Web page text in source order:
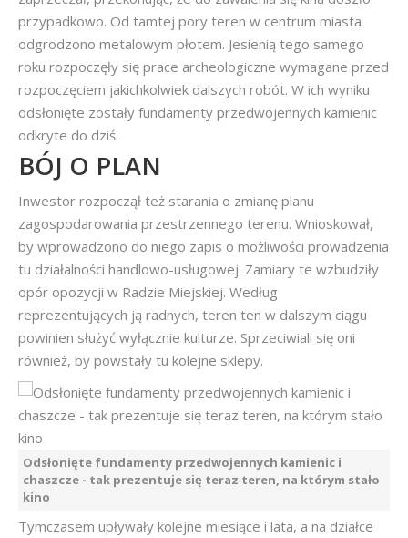
przypadkowo. Od tamtej pory teren w centrum miasta
odgrodzono metalowym płotem. Jesienią tego samego
roku rozpoczęły się prace archeologiczne wymagane przed
rozpoczęciem jakichkolwiek dalszych robót. W ich wyniku
odsłonięte zostały fundamenty przedwojennych kamienic
odkryte do dziś.
BÓJ O PLAN
Inwestor rozpoczął też starania o zmianę planu
zagospodarowania przestrzennego terenu. Wnioskował,
by wprowadzono do niego zapis o możliwości prowadzenia
tu działalności handlowo-usługowej. Zamiary te wzbudziły
opór opozycji w Radzie Miejskiej. Według
reprezentujących ją radnych, teren ten w dalszym ciągu
powinien służyć wyłącznie kulturze. Sprzeciwiali się oni
również, by powstały tu kolejne sklepy.
Odsłonięte fundamenty przedwojennych kamienic i
chaszcze - tak prezentuje się teraz teren, na którym stało
kino
Tymczasem upływały kolejne miesiące i lata, a na działce